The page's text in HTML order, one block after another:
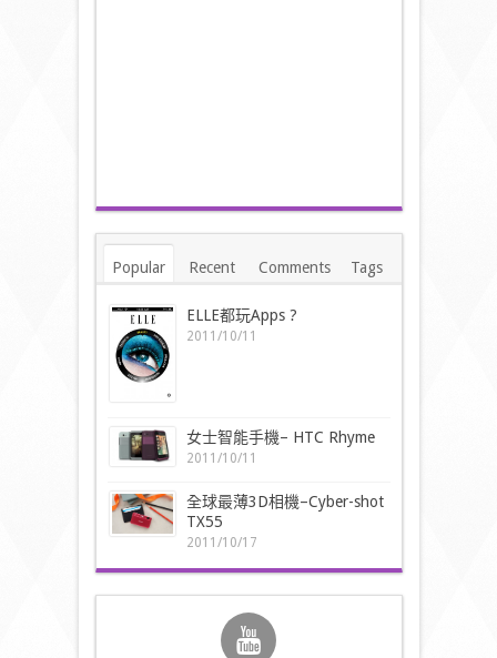
Popular Recent Comments Tags
ELLE都玩Apps ?
2011/10/11
女士智能手機– HTC Rhyme
2011/10/11
全球最薄3D相機–Cyber-shot
TX55
2011/10/17